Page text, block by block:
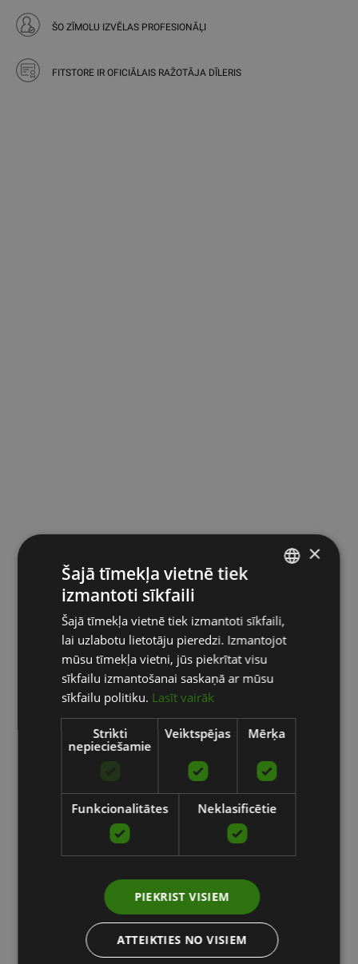
ŠO ZĪMOLU IZVĒLAS PROFESIONĀĻI
FITSTORE IR OFICIĀLAIS RAŽOTĀJA DĪLERIS
ENGLISH
RUSSIAN
×
Šajā tīmekļa vietnē tiek
izmantoti sīkfaili
Šajā tīmekļa vietnē tiek izmantoti sīkfaili,
lai uzlabotu lietotāju pieredzi. Izmantojot
mūsu tīmekļa vietni, jūs piekrītat visu
sīkfailu izmantošanai saskaņā ar mūsu
sīkfailu politiku. Lasīt vairāk
Strikti
nepieciešamie
Veiktspējas Mērķa
Funkcionalitātes Neklasificētie
PIEKRIST VISIEM
ATTEIKTIES NO VISIEM